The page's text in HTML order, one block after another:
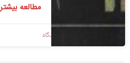
مطالعه
بدون دیدگاه